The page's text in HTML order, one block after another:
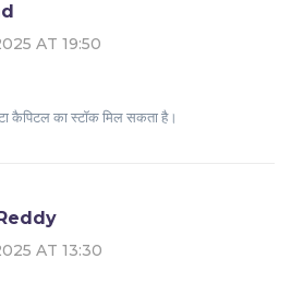
AT 19:50
कैपिटल का स्टॉक मिल सकता है।
AT 13:30